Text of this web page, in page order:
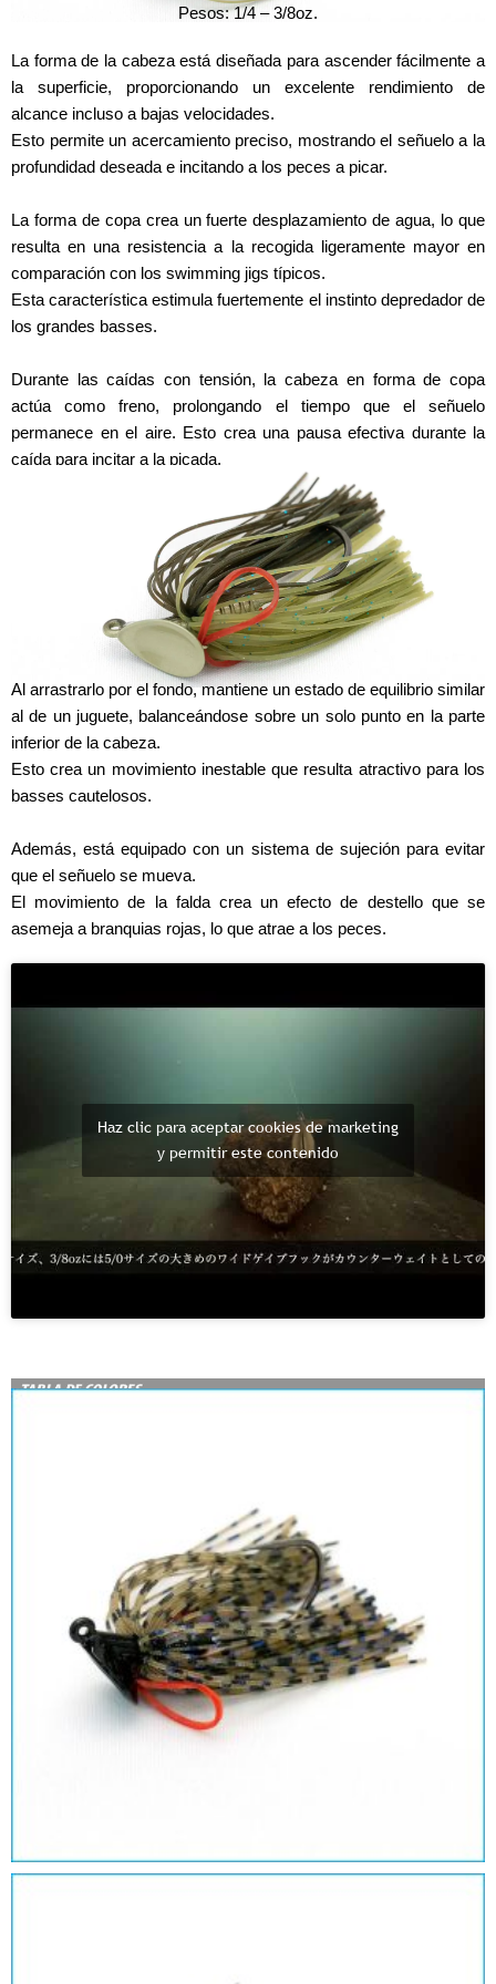
Pesos: 1/4 – 3/8oz.
La forma de la cabeza está diseñada para ascender fácilmente a
la superficie, proporcionando un excelente rendimiento de
alcance incluso a bajas velocidades.
Esto permite un acercamiento preciso, mostrando el señuelo a la
profundidad deseada e incitando a los peces a picar.
La forma de copa crea un fuerte desplazamiento de agua, lo que
resulta en una resistencia a la recogida ligeramente mayor en
comparación con los swimming jigs típicos.
Esta característica estimula fuertemente el instinto depredador de
los grandes basses.
Durante las caídas con tensión, la cabeza en forma de copa
actúa como freno, prolongando el tiempo que el señuelo
permanece en el aire. Esto crea una pausa efectiva durante la
caída para incitar a la picada.
Al arrastrarlo por el fondo, mantiene un estado de equilibrio similar
al de un juguete, balanceándose sobre un solo punto en la parte
inferior de la cabeza.
Esto crea un movimiento inestable que resulta atractivo para los
basses cautelosos.
Además, está equipado con un sistema de sujeción para evitar
que el señuelo se mueva.
El movimiento de la falda crea un efecto de destello que se
asemeja a branquias rojas, lo que atrae a los peces.
Haz clic para aceptar cookies de marketing
y permitir este contenido